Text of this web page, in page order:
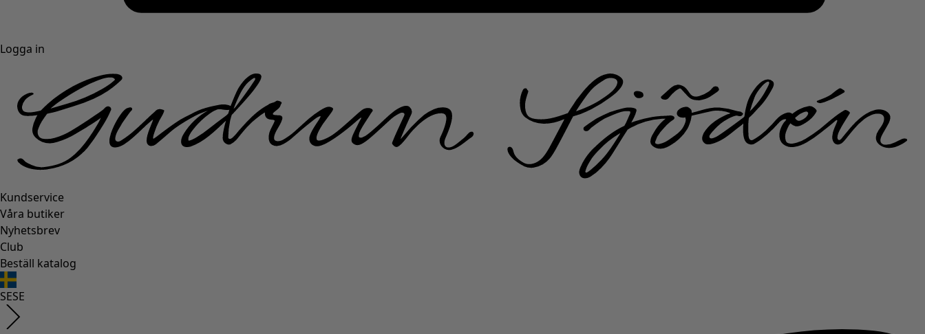
Logga in
Kundservice
Våra butiker
Nyhetsbrev
Club
Beställ katalog
SESE